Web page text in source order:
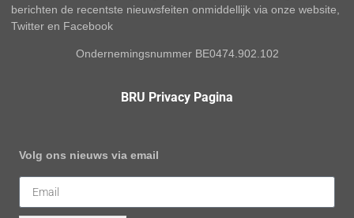
berichten de recentste nieuwsfeiten onmiddellijk via onze website,
Twitter en Facebook
Ondernemingsnummer BE0474.902.102
BRU Privacy Pagina
Volg ons nieuws via email